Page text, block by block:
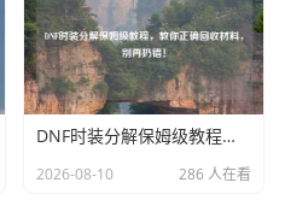
DNF时装分解保姆级教程，教你正确回收材料，别再扔错！
2026-08-10 286 人在看